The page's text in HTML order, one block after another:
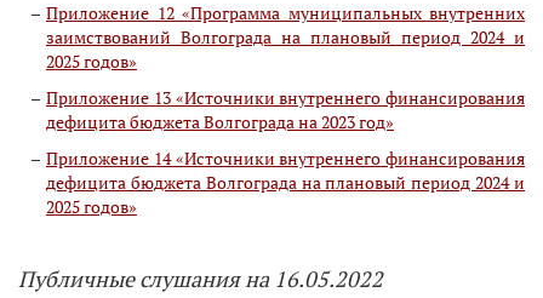
Приложение 12 «Программа муниципальных внутренних
заимствований Волгограда на плановый период 2024 и
2025 годов»
Приложение 13 «Источники внутреннего финансирования
дефицита бюджета Волгограда на 2023 год»
Приложение 14 «Источники внутреннего финансирования
дефицита бюджета Волгограда на плановый период 2024 и
2025 годов»
Публичные слушания на 16.05.2022